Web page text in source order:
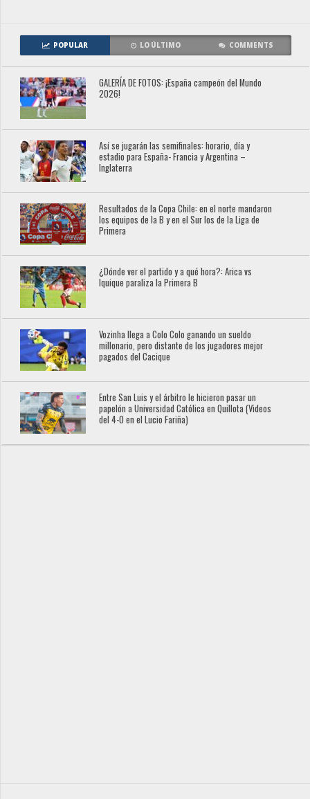
POPULAR LO ÚLTIMO COMMENTS
GALERÍA DE FOTOS: ¡España campeón del Mundo
2026!
Así se jugarán las semifinales: horario, día y
estadio para España- Francia y Argentina –
Inglaterra
Resultados de la Copa Chile: en el norte mandaron
los equipos de la B y en el Sur los de la Liga de
Primera
¿Dónde ver el partido y a qué hora?: Arica vs
Iquique paraliza la Primera B
Vozinha llega a Colo Colo ganando un sueldo
millonario, pero distante de los jugadores mejor
pagados del Cacique
Entre San Luis y el árbitro le hicieron pasar un
papelón a Universidad Católica en Quillota (Videos
del 4-0 en el Lucio Fariña)